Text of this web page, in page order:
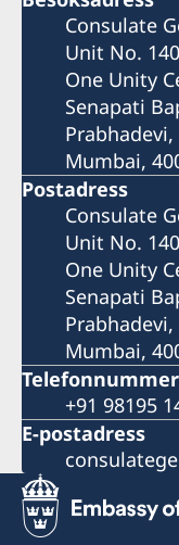
Consulate
Unit No.
One Unity
Senapati
Mumbai,
Postadress
Consulate
Unit No.
One Unity
Senapati
Mumbai,
Telefonnummer
+91 98195
E-postadress